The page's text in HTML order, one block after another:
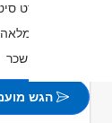
איר פורט
משרה מלאה
לא צוין שכר
הגש